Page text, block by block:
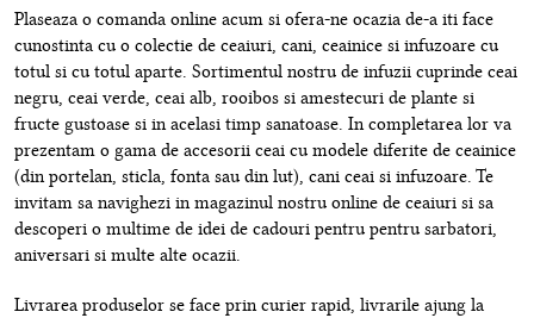
Plaseaza o comanda online acum si ofera-ne ocazia de-a iti face
cunostinta cu o colectie de ceaiuri, cani, ceainice si infuzoare cu
totul si cu totul aparte. Sortimentul nostru de infuzii cuprinde ceai
negru, ceai verde, ceai alb, rooibos si amestecuri de plante si
fructe gustoase si in acelasi timp sanatoase. In completarea lor va
prezentam o gama de accesorii ceai cu modele diferite de ceainice
(din portelan, sticla, fonta sau din lut), cani ceai si infuzoare. Te
invitam sa navighezi in magazinul nostru online de ceaiuri si sa
descoperi o multime de idei de cadouri pentru pentru sarbatori,
aniversari si multe alte ocazii.
Livrarea produselor se face prin curier rapid, livrarile ajung la